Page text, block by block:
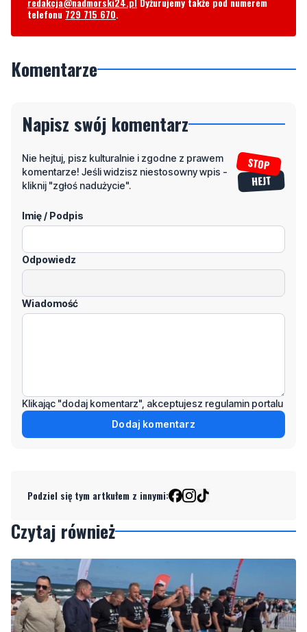
Komentarze
Napisz swój komentarz
komentarze! Jeśli widzisz niestosowny wpis -
kliknij "zgłoś nadużycie".
Imię / Podpis
Odpowiedz
Wiadomość
1